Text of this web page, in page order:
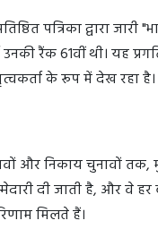
पत्रिका द्वारा जारी
उनकी रैंक 61वीं थी। यह
के रूप में देख रहा है।
और निकाय चुनावों तक,
दी जाती है, और वे हर
मिलते हैं।